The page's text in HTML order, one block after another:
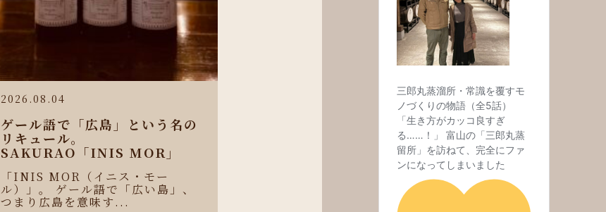
2026.08.04
ゲール語で「広島」という名の
リキュール。
SAKURAO「INIS MOR」
「INIS MOR（イニス・モー
ル）」。 ゲール語で「広い島」、
つまり広島を意味す...